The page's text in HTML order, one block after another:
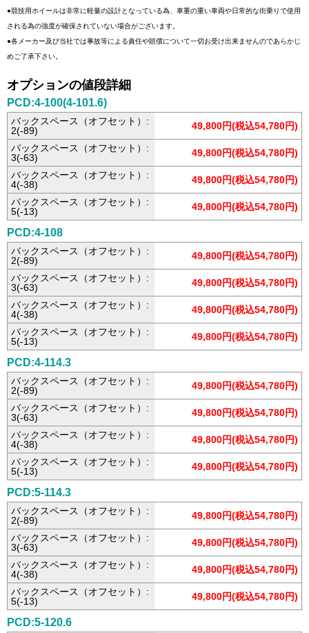
●競技用ホイールは非常に軽量の設計となっている為、車重の重い車両や日常的な街乗りで使用
される為の強度が確保されていない場合がございます。
●各メーカー及び当社では事故等による責任や賠償について一切お受け出来ませんのであらかじ
めご了承下さい。
オプションの値段詳細
PCD:4-100(4-101.6)
バックスペース（オフセット）:
2(-89)
49,800円(税込54,780円)
バックスペース（オフセット）:
3(-63)
49,800円(税込54,780円)
バックスペース（オフセット）:
4(-38)
49,800円(税込54,780円)
バックスペース（オフセット）:
5(-13)
49,800円(税込54,780円)
PCD:4-108
バックスペース（オフセット）:
2(-89)
49,800円(税込54,780円)
バックスペース（オフセット）:
3(-63)
49,800円(税込54,780円)
バックスペース（オフセット）:
4(-38)
49,800円(税込54,780円)
バックスペース（オフセット）:
5(-13)
49,800円(税込54,780円)
PCD:4-114.3
バックスペース（オフセット）:
2(-89)
49,800円(税込54,780円)
バックスペース（オフセット）:
3(-63)
49,800円(税込54,780円)
バックスペース（オフセット）:
4(-38)
49,800円(税込54,780円)
バックスペース（オフセット）:
5(-13)
49,800円(税込54,780円)
PCD:5-114.3
バックスペース（オフセット）:
2(-89)
49,800円(税込54,780円)
バックスペース（オフセット）:
3(-63)
49,800円(税込54,780円)
バックスペース（オフセット）:
4(-38)
49,800円(税込54,780円)
バックスペース（オフセット）:
5(-13)
49,800円(税込54,780円)
PCD:5-120.6